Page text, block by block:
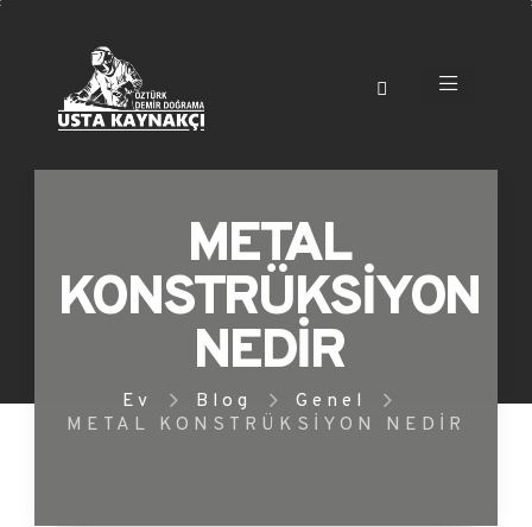
METAL
KONSTRÜKSİYON
NEDİR
Ev Blog
Genel
METAL KONSTRÜKSİYON NEDİR